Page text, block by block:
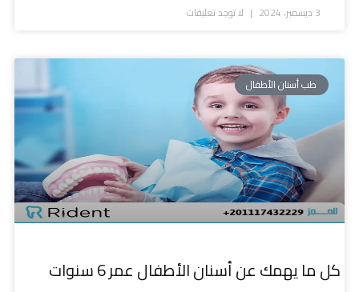
3 ديسمبر، 2024 لا توجد تعليقات
طب أسنان الأطفال
كل ما يهمك عن أسنان الأطفال عمر 6 سنوات